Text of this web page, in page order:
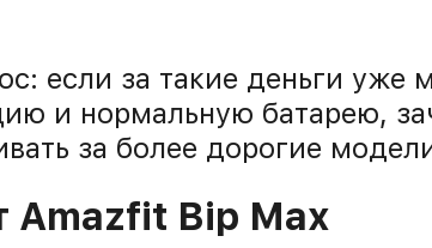
если за такие деньги уже
и нормальную батарею,
за более дорогие
Amazfit Bip Max